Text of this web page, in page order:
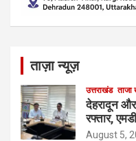
ताज़ा न्यूज़
उत्तराखंड ताजा
देहरादून
रफ्तार,
August 5,